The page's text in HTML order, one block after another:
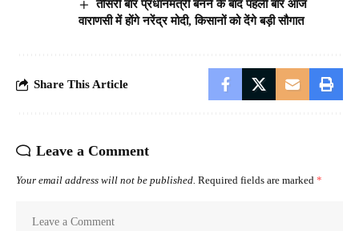
तीसरी बार प्रधानमंत्री बनने के बाद पहली बार आज
वाराणसी में होंगे नरेंद्र मोदी, किसानों को देंगे बड़ी सौगात
Share This Article
Leave a Comment
Your email address will not be published. Required fields are marked *